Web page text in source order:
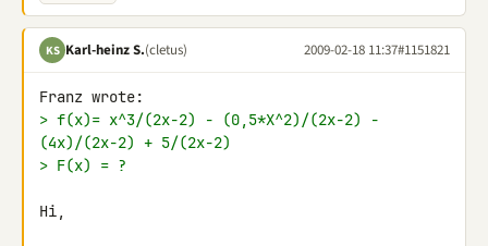
KS Karl-heinz S.(cletus) 2009-02-18 11:37#1151821
> f(x)= x^3/(2x-2) - (0,5*X^2)/(2x-2) -
(4x)/(2x-2) + 5/(2x-2)
> F(x) = ?
Hi,